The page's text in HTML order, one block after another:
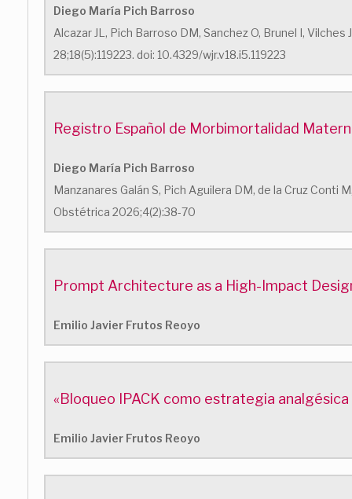
Diego María Pich Barroso
Alcazar JL, Pich Barroso DM, Sanchez O, Brunel I,
28;18(5):119223. doi: 10.4329/wjr.v18.i5.119223
Registro Español de Morbimortalidad
Diego María Pich Barroso
Manzanares Galán S, Pich Aguilera DM, de la Cruz
Obstétrica 2026;4(2):38-70
Prompt Architecture as a High-Impact
Emilio Javier Frutos Reoyo
«Bloqueo IPACK como estrategia
Emilio Javier Frutos Reoyo